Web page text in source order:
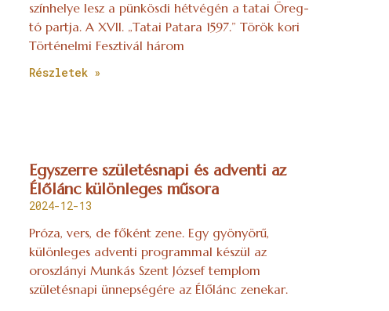
színhelye lesz a pünkösdi hétvégén a tatai Öreg-
tó partja. A XVII. „Tatai Patara 1597.” Török kori
Történelmi Fesztivál három
Részletek »
Egyszerre születésnapi és adventi az
Élőlánc különleges műsora
2024-12-13
Próza, vers, de főként zene. Egy gyönyörű,
különleges adventi programmal készül az
oroszlányi Munkás Szent József templom
születésnapi ünnepségére az Élőlánc zenekar.